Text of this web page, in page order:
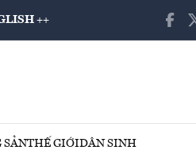
++
SẢNTHẾ GIỚIDÂN SINH